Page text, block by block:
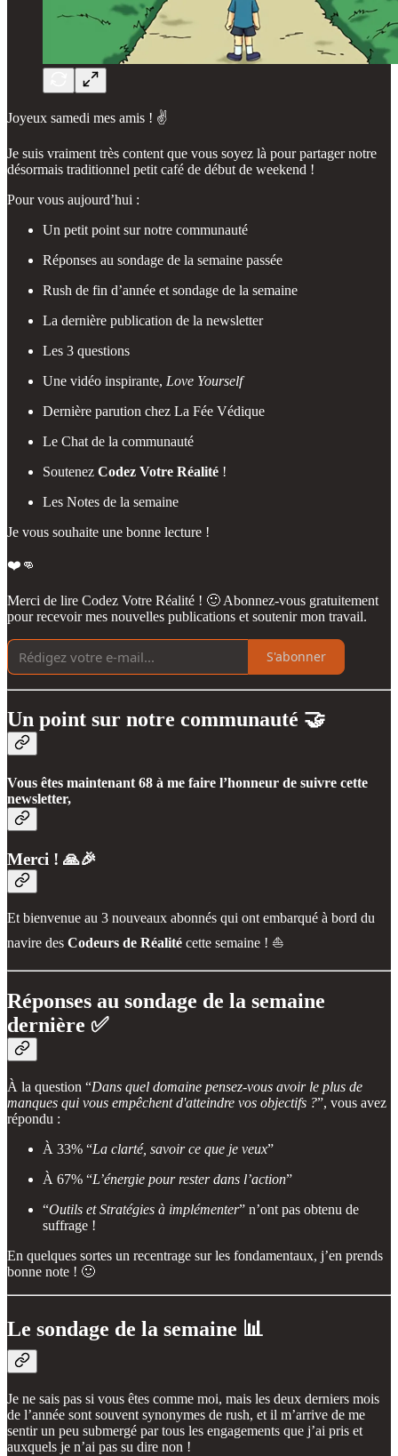
Joyeux samedi mes amis ! ✌️
Je suis vraiment très content que vous soyez là pour partager notre
désormais traditionnel petit café de début de weekend !
Pour vous aujourd’hui :
Un petit point sur notre communauté
Réponses au sondage de la semaine passée
Rush de fin d’année et sondage de la semaine
La dernière publication de la newsletter
Les 3 questions
Une vidéo inspirante, Love Yourself
Dernière parution chez La Fée Védique
Le Chat de la communauté
Soutenez Codez Votre Réalité !
Les Notes de la semaine
Je vous souhaite une bonne lecture !
❤️👊
Merci de lire Codez Votre Réalité ! 🙂 Abonnez-vous gratuitement
pour recevoir mes nouvelles publications et soutenir mon travail.
S'abonner
Un point sur notre communauté 🤝
Vous êtes maintenant 68 à me faire l’honneur de suivre cette
newsletter,
Merci ! 🙏🎉
Et bienvenue au 3 nouveaux abonnés qui ont embarqué à bord du
navire des Codeurs de Réalité cette semaine ! ⛵
Réponses au sondage de la semaine
dernière ✅
À la question “Dans quel domaine pensez-vous avoir le plus de
manques qui vous empêchent d'atteindre vos objectifs ?”, vous avez
répondu :
À 33% “La clarté, savoir ce que je veux”
À 67% “L’énergie pour rester dans l’action”
“Outils et Stratégies à implémenter” n’ont pas obtenu de
suffrage !
En quelques sortes un recentrage sur les fondamentaux, j’en prends
bonne note ! 🙂
Le sondage de la semaine 📊
Je ne sais pas si vous êtes comme moi, mais les deux derniers mois
de l’année sont souvent synonymes de rush, et il m’arrive de me
sentir un peu submergé par tous les engagements que j’ai pris et
auxquels je n’ai pas su dire non !